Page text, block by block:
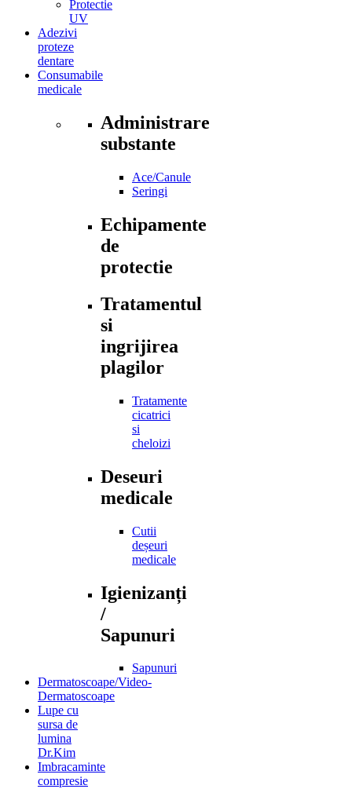
Protectie
UV
Adezivi
proteze
dentare
Consumabile
medicale
Administrare
substante
Ace/Canule
Seringi
Echipamente
de
protectie
Tratamentul
si
ingrijirea
plagilor
Tratamente
cicatrici
si
cheloizi
Deseuri
medicale
Cutii
deșeuri
medicale
Igienizanți
/
Sapunuri
Sapunuri
Dermatoscoape/Video-
Dermatoscoape
Lupe cu
sursa de
lumina
Dr.Kim
Imbracaminte
compresie